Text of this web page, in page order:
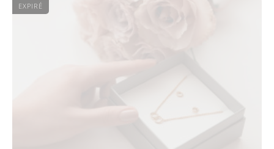
EXPIRÉ